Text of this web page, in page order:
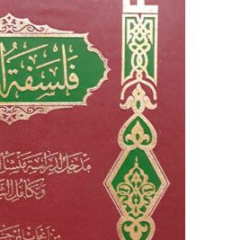
ثبت شکایات